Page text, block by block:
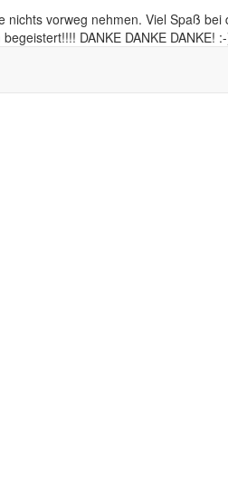
nichts vorweg nehmen. Viel Spaß
DANKE DANKE DANKE!